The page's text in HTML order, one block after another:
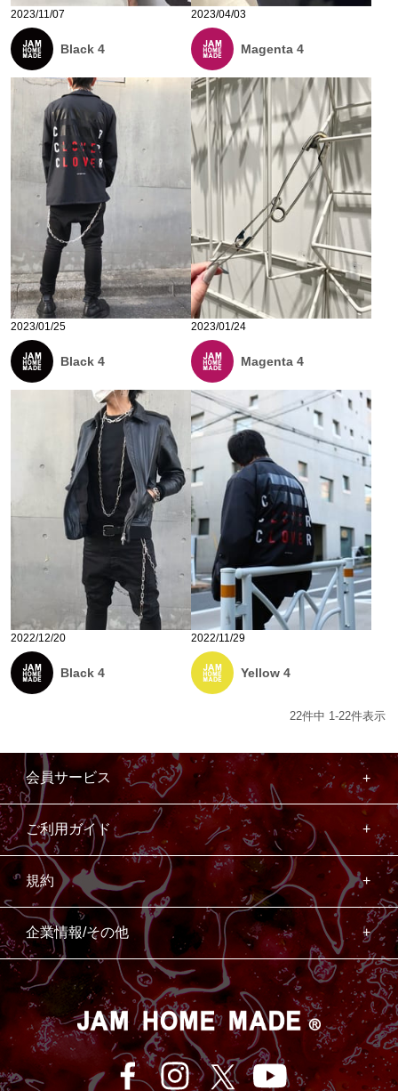
2023/11/07
Black 4
2023/04/03
Magenta 4
2023/01/25
Black 4
2023/01/24
Magenta 4
2022/12/20
Black 4
2022/11/29
Yellow 4
22件中 1-22件表示
会員サービス
ご利用ガイド
規約
企業情報/その他